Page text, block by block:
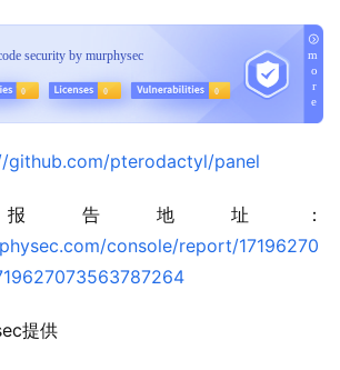
github.com/pterodactyl/panel
告地址：
console/report/17196270
提供